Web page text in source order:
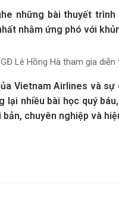
những bài thuyết
nhằm ứng phó với
Lê Hồng Hà tham gia
Vietnam Airlines và
lại nhiều bài học quý
chuyên nghiệp và